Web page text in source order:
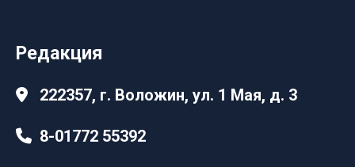
Редакция
222357, г. Воложин, ул. 1 Мая, д. 3
8-01772 55392